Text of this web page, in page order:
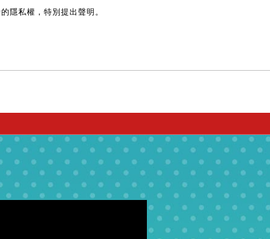
隱私權，特別提出聲明。